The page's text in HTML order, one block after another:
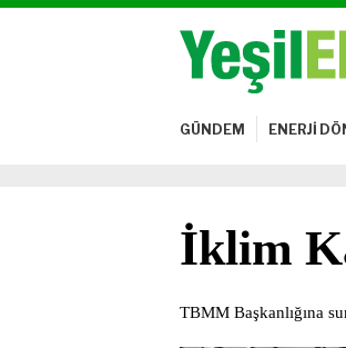
GÜNDEM ENERJİ
İklim
TBMM Başkanlığına